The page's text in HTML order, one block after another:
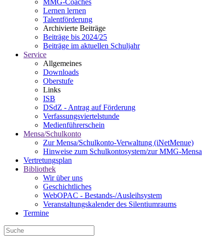
MMG-Coaches
Lernen lernen
Talentförderung
Archivierte Beiträge
Beiträge bis 2024/25
Beiträge im aktuellen Schuljahr
Service
Allgemeines
Downloads
Oberstufe
Links
ISB
DSdZ - Antrag auf Förderung
Verfassungsviertelstunde
Medienführerschein
Mensa/Schulkonto
Zur Mensa/Schulkonto-Verwaltung (iNetMenue)
Hinweise zum Schulkontosystem/zur MMG-Mensa
Vertretungsplan
Bibliothek
Wir über uns
Geschichtliches
WebOPAC - Bestands-/Ausleihsystem
Veranstaltungskalender des Silentiumraums
Termine